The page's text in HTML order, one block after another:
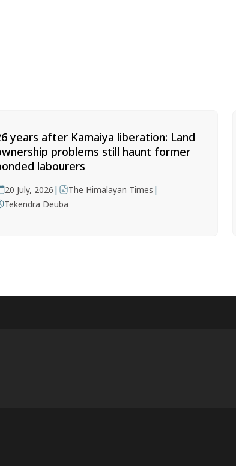
years after Kamaiya liberation: Land
problems still haunt former
labourers
20 July, 2026 | The Himalayan Times |
Tekendra Deuba